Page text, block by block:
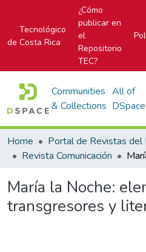
Tecnológico
de Costa Rica
¿Cómo
publicar en
el
Repositorio
TEC?
Communities
& Collections
All of
DSpace
Home
Revista Comunicación
María la Noche:
transgresores y